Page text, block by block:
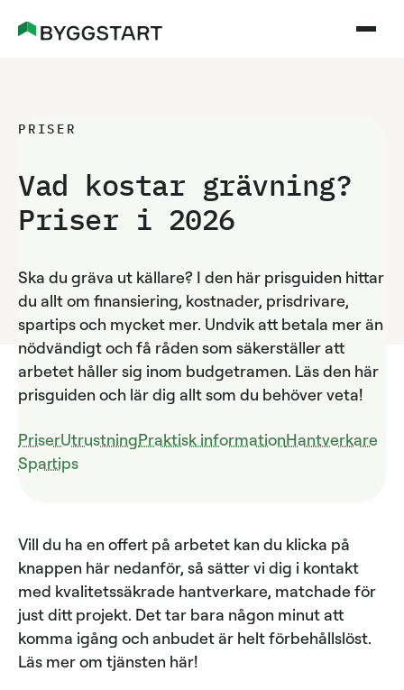
PRISER
Vad kostar grävning?
Priser i 2026
Ska du gräva ut källare? I den här prisguiden hittar
du allt om finansiering, kostnader, prisdrivare,
spartips och mycket mer. Undvik att betala mer än
nödvändigt och få råden som säkerställer att
arbetet håller sig inom budgetramen. Läs den här
prisguiden och lär dig allt som du behöver veta!
PriserUtrustningPraktisk informationHantverkare
Spartips
Vill du ha en offert på arbetet kan du klicka på
knappen här nedanför, så sätter vi dig i kontakt
med kvalitetssäkrade hantverkare, matchade för
just ditt projekt. Det tar bara någon minut att
komma igång och anbudet är helt förbehållslöst.
Läs mer om tjänsten här!